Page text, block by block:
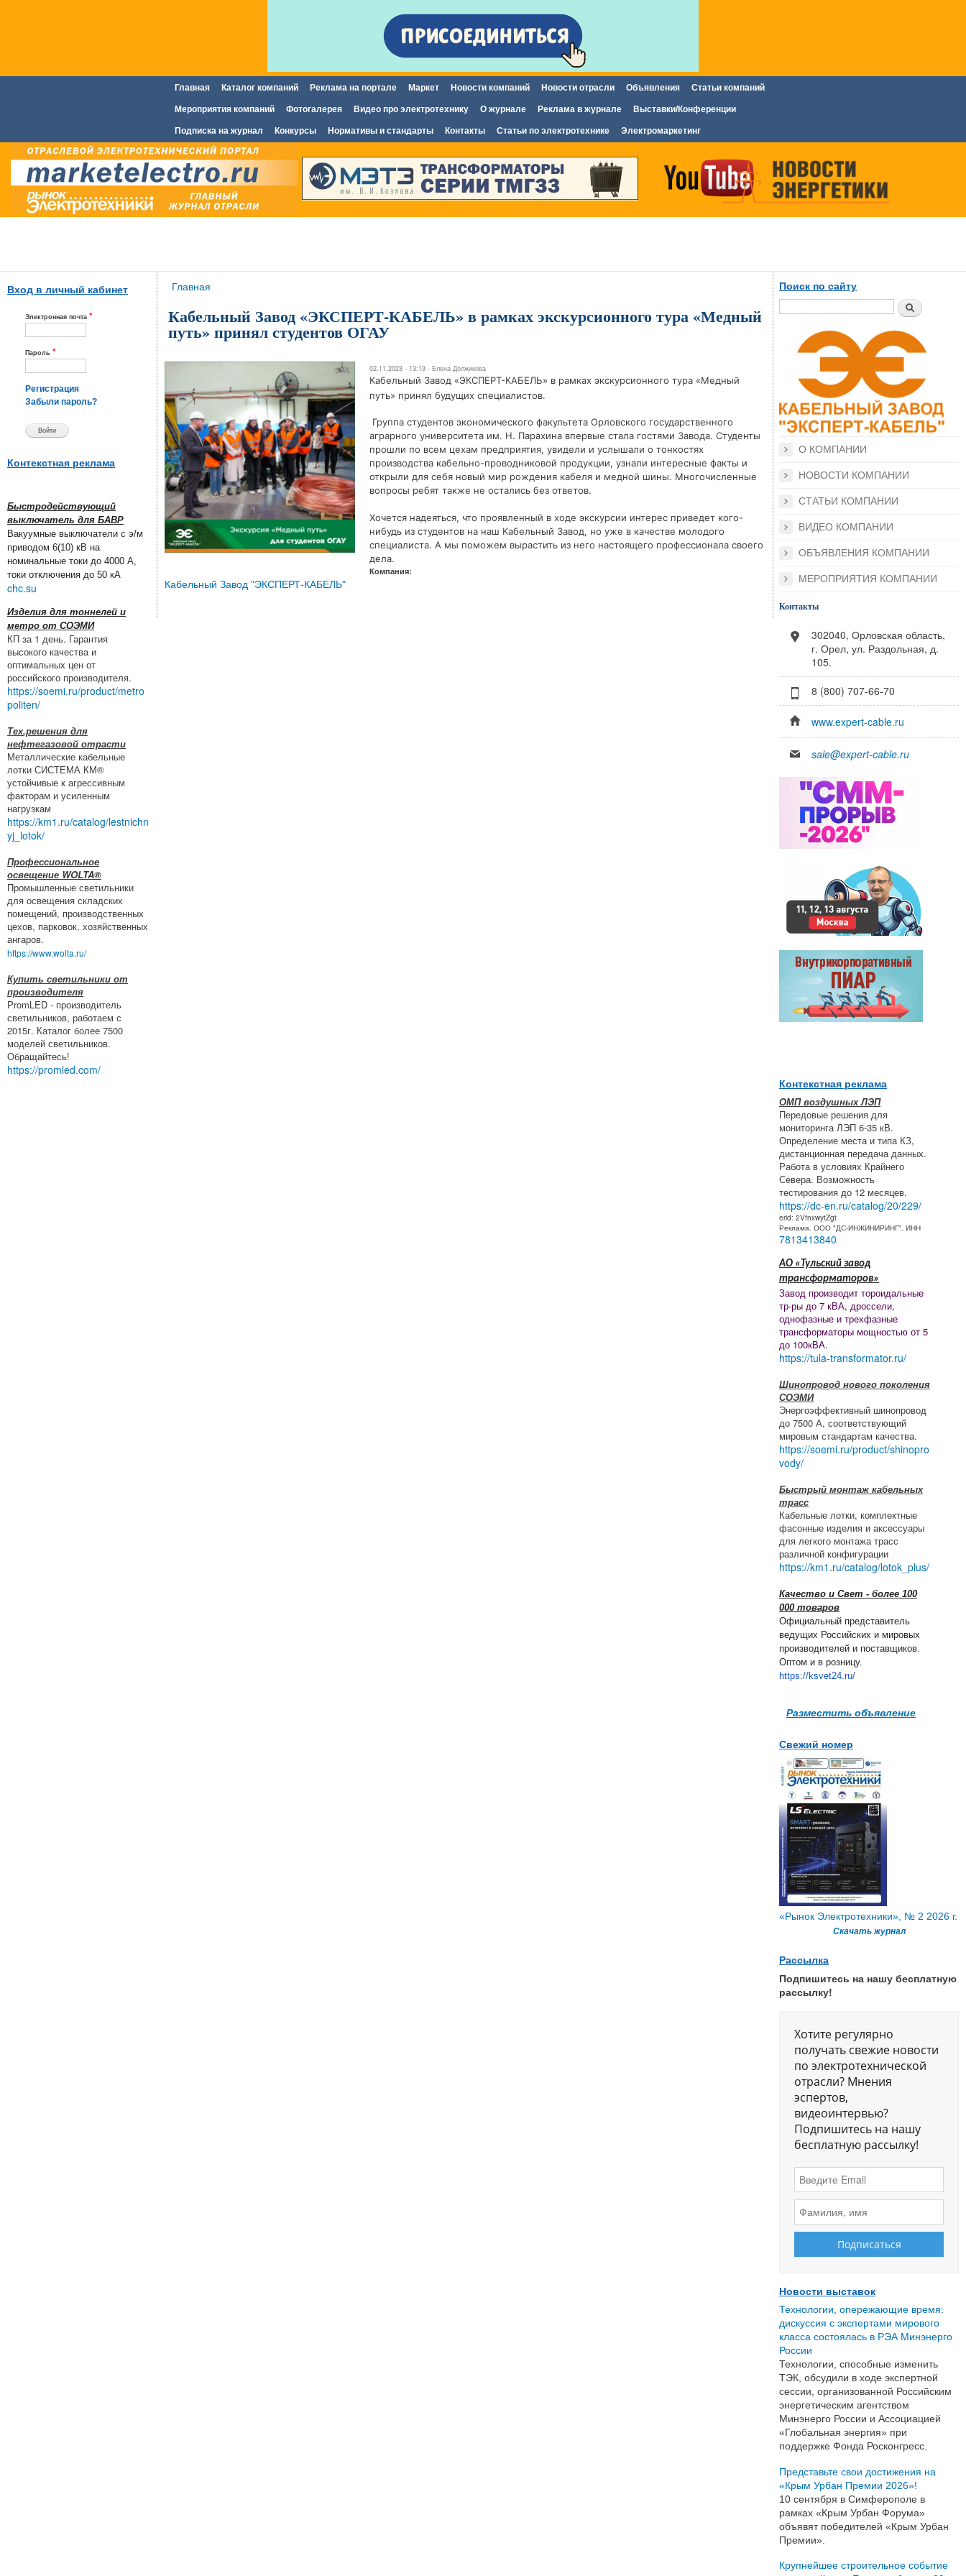
содержанию
Главное меню
Главная Каталог компаний Реклама на портале Маркет Новости компаний Новости отрасли Объявления Статьи компаний
Мероприятия компаний Фотогалерея Видео про электротехнику О журнале Реклама в журнале Выставки/Конференции
Подписка на журнал Конкурсы Нормативы и стандарты Контакты Статьи по электротехнике Электромаркетинг
Вход в личный кабинет
Электронная почта *
Пароль *
Регистрация
Забыли пароль?
Контекстная реклама
Быстродействующий
выключатель для БАВР
Вакуумные выключатели с э/м
приводом 6(10) кВ на
номинальные токи до 4000 А,
токи отключения до 50 кА
chc.su
Изделия для тоннелей и
метро от СОЭМИ
КП за 1 день. Гарантия
высокого качества и
оптимальных цен от
российского производителя.
https://soemi.ru/product/metro
politen/
Тех.решения для
нефтегазовой отрасти
Металлические кабельные
лотки СИСТЕМА КМ®
устойчивые к агрессивным
факторам и усиленным
нагрузкам
https://km1.ru/catalog/lestnichn
yj_lotok/
Профессиональное
освещение WOLTA®
Промышленные светильники
для освещения складских
помещений, производственных
цехов, парковок, хозяйственных
ангаров.
https://www.wolta.ru/
Купить светильники от
производителя
PromLED - производитель
светильников, работаем с
2015г. Каталог более 7500
моделей светильников.
Обращайтесь!
https://promled.com/
Вы здесь
Главная
Кабельный Завод «ЭКСПЕРТ-КАБЕЛЬ» в рамках экскурсионного тура «Медный
путь» принял студентов ОГАУ
02.11.2023 - 13:13 - Елена Должикова
Кабельный Завод «ЭКСПЕРТ-КАБЕЛЬ» в рамках экскурсионного тура «Медный
путь» принял будущих специалистов.
Группа студентов экономического факультета Орловского государственного
аграрного университета им. Н. Парахина впервые стала гостями Завода. Студенты
прошли по всем цехам предприятия, увидели и услышали о тонкостях
производства кабельно-проводниковой продукции, узнали интересные факты и
открыли для себя новый мир рождения кабеля и медной шины. Многочисленные
вопросы ребят также не остались без ответов.
Хочется надеяться, что проявленный в ходе экскурсии интерес приведет кого-
нибудь из студентов на наш Кабельный Завод, но уже в качестве молодого
специалиста. А мы поможем вырастить из него настоящего профессионала своего
дела.
Компания:
Кабельный Завод "ЭКСПЕРТ-КАБЕЛЬ"
Поиск по сайту
Поиск
О КОМПАНИИ
НОВОСТИ КОМПАНИИ
СТАТЬИ КОМПАНИИ
ВИДЕО КОМПАНИИ
ОБЪЯВЛЕНИЯ КОМПАНИИ
МЕРОПРИЯТИЯ КОМПАНИИ
Контакты
302040, Орловская область,
г. Орел, ул. Раздольная, д.
105.
8 (800) 707-66-70
www.expert-cable.ru
sale@expert-cable.ru
Контекстная реклама
ОМП воздушных ЛЭП
Передовые решения для
мониторинга ЛЭП 6-35 кВ.
Определение места и типа КЗ,
дистанционная передача данных.
Работа в условиях Крайнего
Севера. Возможность
тестирования до 12 месяцев.
https://dc-en.ru/catalog/20/229/
erid: 2VfnxwytZgt
Реклама. ООО "ДС-ИНЖИНИРИНГ". ИНН
7813413840
АО «Тульский завод
трансформаторов»
Завод производит тороидальные
тр-ры до 7 кВА, дроссели,
однофазные и трехфазные
трансформаторы мощностью от 5
до 100кВА.
https://tula-transformator.ru/
Шинопровод нового поколения
СОЭМИ
Энергоэффективный шинопровод
до 7500 А, соответствующий
мировым стандартам качества.
https://soemi.ru/product/shinopro
vody/
Быстрый монтаж кабельных
трасс
Кабельные лотки, комплектные
фасонные изделия и аксессуары
для легкого монтажа трасс
различной конфигурации
https://km1.ru/catalog/lotok_plus/
Качество и Свет - более 100
000 товаров
Официальный представитель
ведущих Российских и мировых
производителей и поставщиков.
Оптом и в розницу.
https://ksvet24.ru/
Разместить объявление
Свежий номер
«Рынок Электротехники», № 2 2026 г.
Скачать журнал
Рассылка
Подпишитесь на нашу бесплатную
рассылку!
Хотите регулярно
получать свежие новости
по электротехнической
отрасли? Мнения
эспертов,
видеоинтервью?
Подпишитесь на нашу
бесплатную рассылку!
Новости выставок
Технологии, опережающие время:
дискуссия с экспертами мирового
класса состоялась в РЭА Минэнерго
России
Технологии, способные изменить
ТЭК, обсудили в ходе экспертной
сессии, организованной Российским
энергетическим агентством
Минэнерго России и Ассоциацией
«Глобальная энергия» при
поддержке Фонда Росконгресс.
Представьте свои достижения на
«Крым Урбан Премии 2026»!
10 сентября в Симферополе в
рамках «Крым Урбан Форума»
объявят победителей «Крым Урбан
Премии».
Крупнейшее строительное событие